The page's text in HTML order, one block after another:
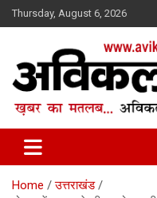
Skip
to
Thursday, August 6, 2026
Avikal
Home
उत्तराखंड